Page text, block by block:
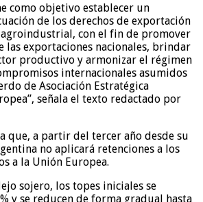
como objetivo establecer un
de los derechos de exportación
agroindustrial, con el fin de promover
las exportaciones nacionales, brindar
productivo y armonizar el régimen
internacionales asumidos
de Asociación Estratégica
señala el texto redactado por
que, a partir del tercer año desde su
no aplicará retenciones a los
a la Unión Europea.
sojero, los topes iniciales se
y se reducen de forma gradual hasta